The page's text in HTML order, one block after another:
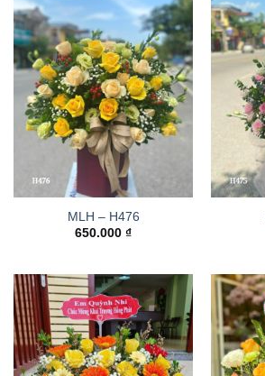
MLH – H476
650.000 ₫